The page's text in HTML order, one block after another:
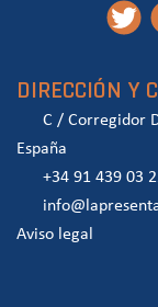
DIRECCIÓN Y
C / Corregidor
España
+34 91 439 03
Aviso legal